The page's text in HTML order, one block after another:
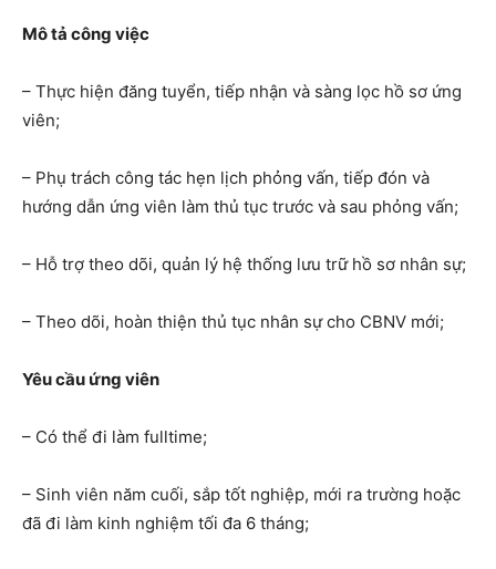
Mô tả công việc
– Thực hiện đăng tuyển, tiếp nhận và sàng lọc hồ sơ ứng
viên;
– Phụ trách công tác hẹn lịch phỏng vấn, tiếp đón và
hướng dẫn ứng viên làm thủ tục trước và sau phỏng vấn;
– Hỗ trợ theo dõi, quản lý hệ thống lưu trữ hồ sơ nhân sự;
– Theo dõi, hoàn thiện thủ tục nhân sự cho CBNV mới;
Yêu cầu ứng viên
– Có thể đi làm fulltime;
– Sinh viên năm cuối, sắp tốt nghiệp, mới ra trường hoặc
đã đi làm kinh nghiệm tối đa 6 tháng;